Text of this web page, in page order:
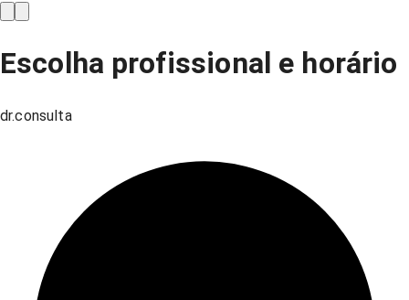
Escolha profissional e horário
dr.consulta